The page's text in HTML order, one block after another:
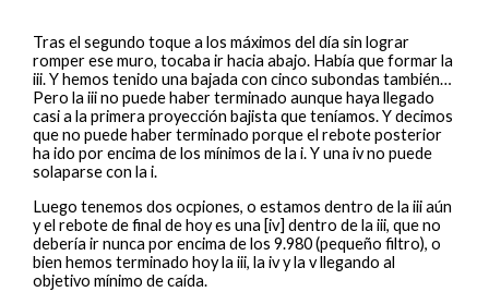
Tras el segundo toque a los máximos del día sin lograr
romper ese muro, tocaba ir hacia abajo. Había que formar la
iii. Y hemos tenido una bajada con cinco subondas también…
Pero la iii no puede haber terminado aunque haya llegado
casi a la primera proyección bajista que teníamos. Y decimos
que no puede haber terminado porque el rebote posterior
ha ido por encima de los mínimos de la i. Y una iv no puede
solaparse con la i.
Luego tenemos dos ocpiones, o estamos dentro de la iii aún
y el rebote de final de hoy es una [iv] dentro de la iii, que no
debería ir nunca por encima de los 9.980 (pequeño filtro), o
bien hemos terminado hoy la iii, la iv y la v llegando al
objetivo mínimo de caída.